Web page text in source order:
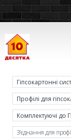
Гіпсокартонні
Профілі для
Комплектуючі до
З’єднання для